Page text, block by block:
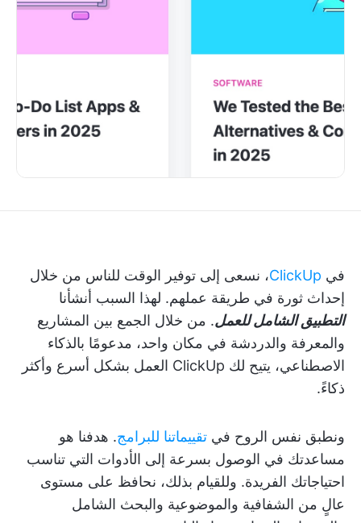
في ClickUp، نسعى إلى توفير الوقت للناس من خلال
إحداث ثورة في طريقة عملهم. لهذا السبب أنشأنا
التطبيق الشامل للعمل. من خلال الجمع بين المشاريع
والمعرفة والدردشة في مكان واحد، مدعومًا بالذكاء
الاصطناعي، يتيح لك ClickUp العمل بشكل أسرع وأكثر
ذكاءً.
ونطبق نفس الروح في تقييماتنا للبرامج. هدفنا هو
مساعدتك في الوصول بسرعة إلى الأدوات التي تناسب
احتياجاتك الفريدة. وللقيام بذلك، نحافظ على مستوى
عالٍ من الشفافية والموضوعية والبحث الشامل